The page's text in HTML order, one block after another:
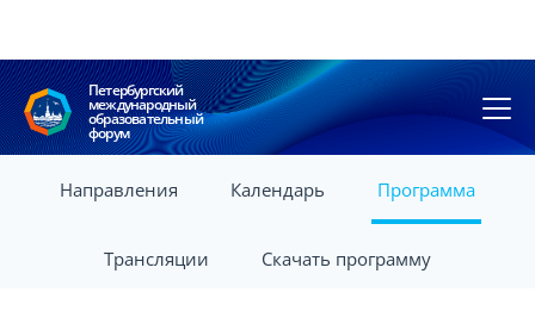
Петербургский
международный
образовательный
форум
Направления Календарь Программа
Трансляции Скачать программу